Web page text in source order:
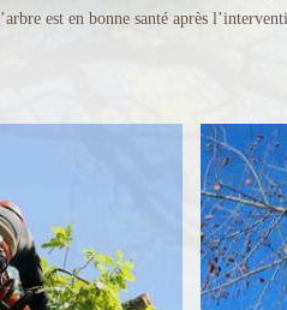
est en bonne santé après